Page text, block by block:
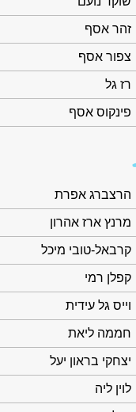
זהר אסף
צפור אסף
רז גל
פינקוס אסף
הרצברג אפרת
מרנץ ארז אהרון
קרבאל-טובי מיכל
קפלן רמי
וייס גל עידית
חממה ליאת
יצחקי בראון יעל
לוין ליה